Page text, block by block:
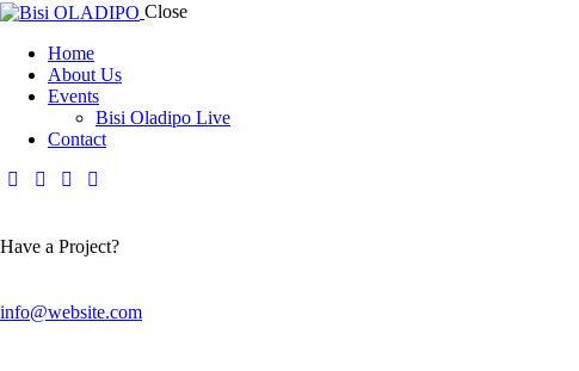
Close
Home
About Us
Events
Bisi Oladipo Live
Contact
Have a Project?
info@website.com